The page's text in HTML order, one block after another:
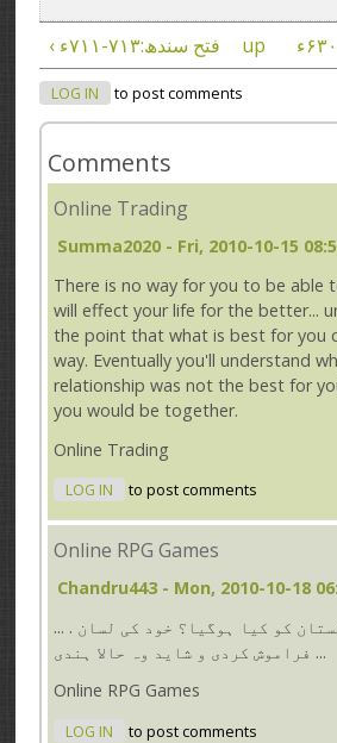
‹ فتح سندھ:۷۱۳-۷۱۱ء up
LOG IN to post comments
Comments
Online Trading
Summa2020 - Fri, 2010-10-15
There is no way for you to be able
will effect your life for the better...
the point that what is best for you
way. Eventually you'll understand
relationship was not the best for
you would be together.
Online Trading
LOG IN to post comments
Online RPG Games
Chandru443 - Mon, 2010-10-18
... . قومِ پاکستان کو کیا ہوگیا؟ خود کی لسان
فراموش کردی و شاید وہ حالا ہندی ...
Online RPG Games
LOG IN to post comments